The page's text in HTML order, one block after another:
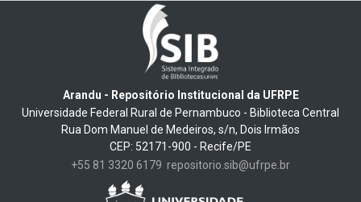
Arandu - Repositório Institucional da UFRPE
Universidade Federal Rural de Pernambuco - Biblioteca Central
Rua Dom Manuel de Medeiros, s/n, Dois Irmãos
CEP: 52171-900 - Recife/PE
+55 81 3320 6179 repositorio.sib@ufrpe.br